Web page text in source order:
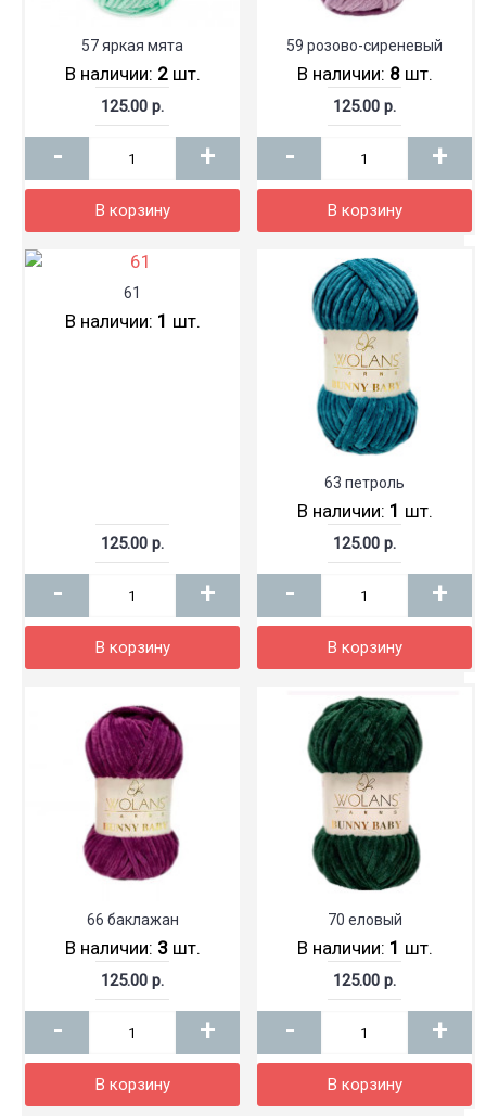
57 яркая мята
В наличии: 2шт.
125.00 р.
- +
В корзину
59 розово-сиреневый
В наличии: 8шт.
125.00 р.
- +
В корзину
61
В наличии: 1 шт.
125.00 р.
- +
В корзину
63 петроль
В наличии: 1 шт.
125.00 р.
- +
В корзину
66 баклажан
В наличии: 3шт.
125.00 р.
- +
В корзину
70 еловый
В наличии: 1 шт.
125.00 р.
- +
В корзину